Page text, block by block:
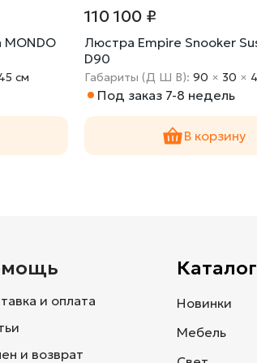
cм
110 100 ₽
Люстра Empire Snooker
D90
Габариты (Д Ш В):90 × 30 ×
Под заказ 7-8 недель
В корзину
и оплата
и возврат
Каталог
Новинки
Мебель